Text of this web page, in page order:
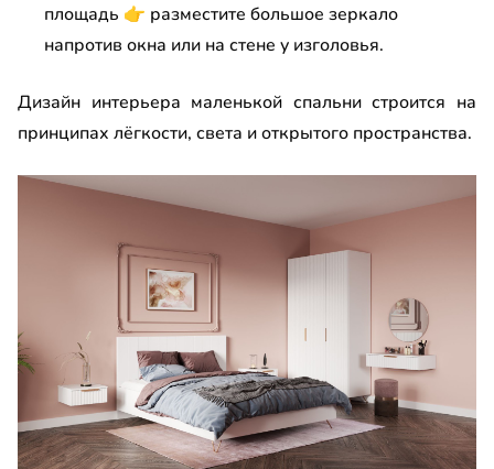
площадь 👉 разместите большое зеркало
напротив окна или на стене у изголовья.
Дизайн интерьера маленькой спальни строится на
принципах лёгкости, света и открытого пространства.